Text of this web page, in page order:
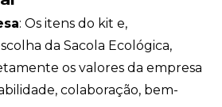
: Os itens do kit e,
da Sacola Ecológica,
os valores da empresa
colaboração, bem-